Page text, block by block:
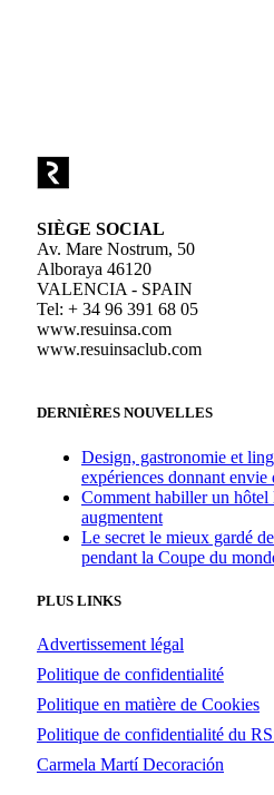
SIÈGE SOCIAL
Av. Mare Nostrum, 50
Alboraya 46120
VALENCIA - SPAIN
Tel: + 34 96 391 68 05
www.resuinsa.com
www.resuinsaclub.com
DERNIÈRES NOUVELLES
Design, gastronomie et
expériences donnant envie
Comment habiller un hôtel
augmentent
Le secret le mieux gardé
pendant la Coupe du
PLUS LINKS
Advertissement légal
Politique de confidentialité
Politique en matière de Cookies
Politique de confidentialité du
Carmela Martí Decoración